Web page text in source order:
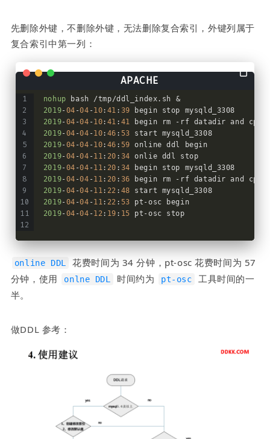
先删除外键，不删除外键，无法删除复合索引，外键列属于
复合索引中第一列：
nohup bash /tmp/ddl_index.sh &
2019-04 -04 -10: 41 : 39 begin stop mysqld_3308
2019-04 -04 -10: 41 : 41 begin rm -rf datadir and cp
2019-04 -04 -10: 46 : 53 start mysqld_3308
2019-04 -04 -10: 46 : 59 online ddl begin
2019-04 -04 -11: 20 : 34 onlie ddl stop
2019-04 -04 -11: 20 : 34 begin stop mysqld_3308
2019-04 -04 -11: 20 : 36 begin rm -rf datadir and cp
2019-04 -04 -11: 22 : 48 start mysqld_3308
2019-04 -04 -11: 22 : 53 pt-osc begin
2019-04 -04 -12: 19 : 15 pt-osc stop
online DDL
花费时间为 34 分钟，pt-osc 花费时间为 57
分钟，使用
onlne DDL 时间约为 pt-osc
工具时间的一
半。
做DDL 参考：